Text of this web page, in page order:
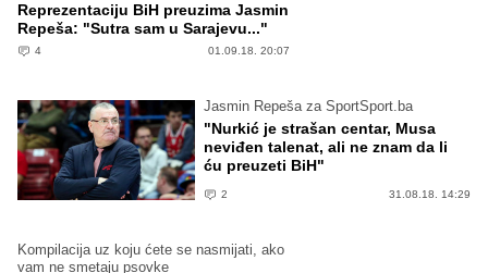
Reprezentaciju BiH preuzima Jasmin
Repeša: "Sutra sam u Sarajevu..."
4 01.09.18. 20:07
Jasmin Repeša za SportSport.ba
"Nurkić je strašan centar, Musa
neviđen talenat, ali ne znam da li
ću preuzeti BiH"
2 31.08.18. 14:29
Kompilacija uz koju ćete se nasmijati, ako
vam ne smetaju psovke